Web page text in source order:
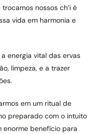
nossos ch’i é
vida em harmonia e
energia vital das ervas
limpeza, e a trazer
em um ritual de
preparado com o intuito
enorme benefício para